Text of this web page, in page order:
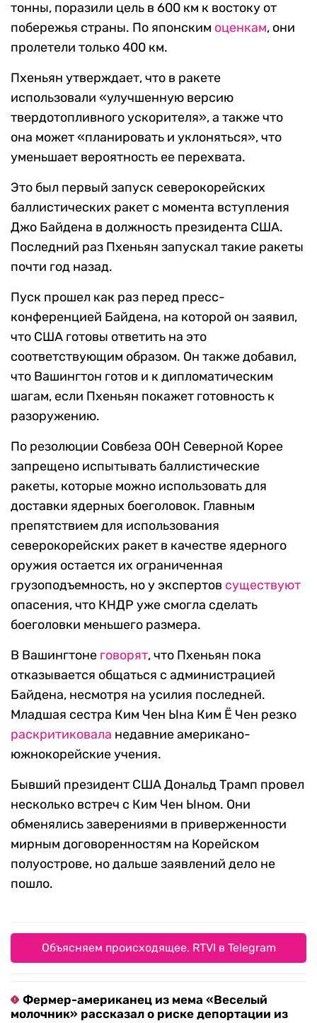
тонны, поразили цель в 600 км к востоку от
побережья страны. По японским оценкам, они
пролетели только 400 км.
Пхеньян утверждает, что в ракете
использовали «улучшенную версию
твердотопливного ускорителя», а также что
она может «планировать и уклоняться», что
уменьшает вероятность ее перехвата.
Это был первый запуск северокорейских
баллистических ракет с момента вступления
Джо Байдена в должность президента США.
Последний раз Пхеньян запускал такие ракеты
почти год назад.
Пуск прошел как раз перед пресс-
конференцией Байдена, на которой он заявил,
что США готовы ответить на это
соответствующим образом. Он также добавил,
что Вашингтон готов и к дипломатическим
шагам, если Пхеньян покажет готовность к
разоружению.
По резолюции Совбеза ООН Северной Корее
запрещено испытывать баллистические
ракеты, которые можно использовать для
доставки ядерных боеголовок. Главным
препятствием для использования
северокорейских ракет в качестве ядерного
оружия остается их ограниченная
грузоподъемность, но у экспертов существуют
опасения, что КНДР уже смогла сделать
боеголовки меньшего размера.
В Вашингтоне говорят, что Пхеньян пока
отказывается общаться с администрацией
Байдена, несмотря на усилия последней.
Младшая сестра Ким Чен Ына Ким Ё Чен резко
раскритиковала недавние американо-
южнокорейские учения.
Бывший президент США Дональд Трамп провел
несколько встреч с Ким Чен Ыном. Они
обменялись заверениями в приверженности
мирным договоренностям на Корейском
полуострове, но дальше заявлений дело не
пошло.
Объясняем происходящее. RTVI в Telegram
Фермер-американец из мема «Веселый
молочник» рассказал о риске депортации из